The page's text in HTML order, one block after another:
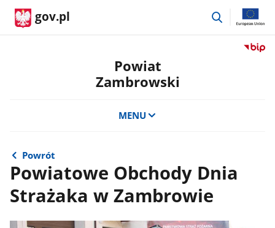
gov.pl
przejdź
Przejdź
Powiat
Zambrowski
MENU
Powrót
Powiatowe Obchody Dnia
Strażaka w Zambrowie